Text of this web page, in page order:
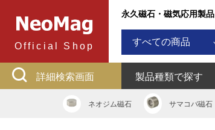
Official Shop
永久磁石・磁気応用製品
すべての商品
サマコバ磁石
フェライト磁石
詳細検索画面 製品種類で探す
ネオジム磁石 サマコバ磁石